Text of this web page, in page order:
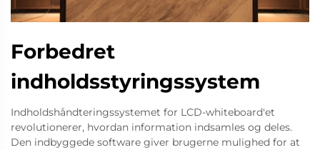
Forbedret
indholdsstyringssystem
Indholdshåndteringssystemet for LCD-whiteboard'et
revolutionerer, hvordan information indsamles og deles.
Den indbyggede software giver brugerne mulighed for at